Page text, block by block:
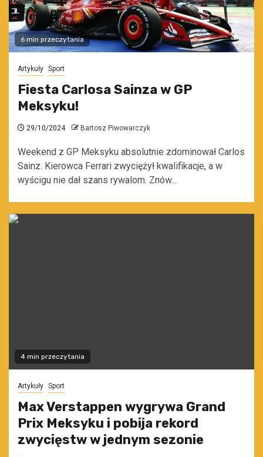
6 min przeczytania
Artykuły Sport
Fiesta Carlosa Sainza w GP
Meksyku!
29/10/2024 Bartosz Piwowarczyk
Weekend z GP Meksyku absolutnie zdominował Carlos
Sainz. Kierowca Ferrari zwyciężył kwalifikacje, a w
wyścigu nie dał szans rywalom. Znów...
4 min przeczytania
Artykuły Sport
Max Verstappen wygrywa Grand
Prix Meksyku i pobija rekord
zwycięstw w jednym sezonie